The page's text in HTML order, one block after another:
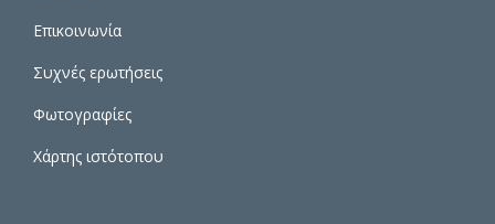
Επικοινωνία
Συχνές ερωτήσεις
Φωτογραφίες
Χάρτης ιστότοπου